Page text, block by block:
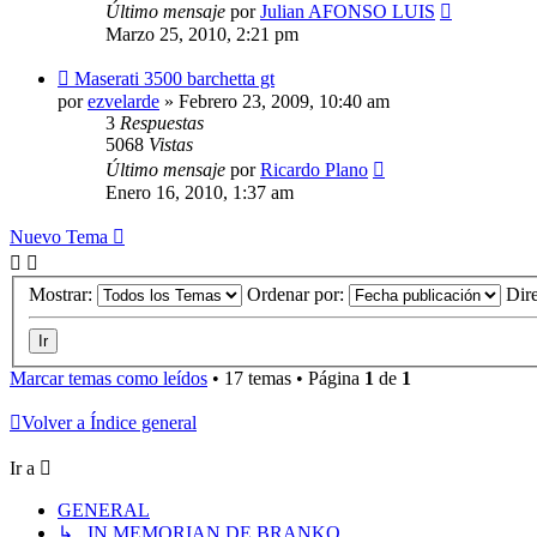
Último mensaje porJulian AFONSO LUIS
Marzo 25, 2010, 2:21 pm
Maserati 3500 barchetta gt
porezvelarde » Febrero 23, 2009, 10:40 am
3 Respuestas
5068 Vistas
Último mensaje porRicardo Plano
Enero 16, 2010, 1:37 am
Nuevo Tema
Mostrar: Ordenar por:
Marcar temas como leídos • 17 temas • Página 1 de 1
Volver a Índice general
Ir a
GENERAL